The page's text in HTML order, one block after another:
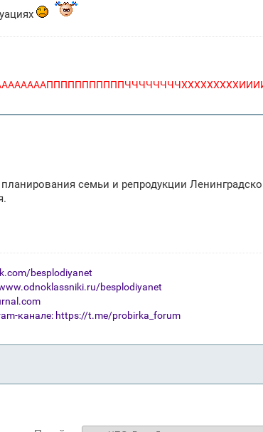
семьи и репродукции
besplodiyanet
besplodiyanet
канале: https://t.me/probirka_forum